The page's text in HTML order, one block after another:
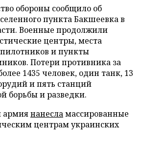
обороны сообщило об
пункта Бакшеевка в
Военные продолжили
центры, места
и пункты
Потери противника за
1435 человек, один танк, 13
и пять станций
борьбы и разведки.
армиянанесламассированные
центрам украинских